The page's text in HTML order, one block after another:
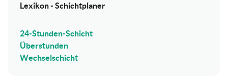
Lexikon - Schichtplaner
24-Stunden-Schicht
Überstunden
Wechselschicht